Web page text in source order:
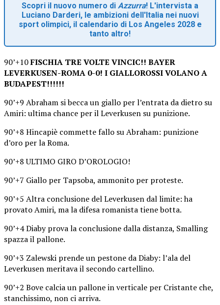
Scopri il nuovo numero di Azzurra! L'intervista a
Luciano Darderi, le ambizioni dell'Italia nei nuovi
sport olimpici, il calendario di Los Angeles 2028 e
tanto altro!
90’+10FISCHIA TRE VOLTE VINCIC!! BAYER
LEVERKUSEN-ROMA 0-0! I GIALLOROSSI VOLANO A
BUDAPEST!!!!!!
90’+9 Abraham si becca un giallo per l’entrata da dietro su
Amiri: ultima chance per il Leverkusen su punizione.
90’+8 Hincapiè commette fallo su Abraham: punizione
d’oro per la Roma.
90’+8 ULTIMO GIRO D’OROLOGIO!
90’+7 Giallo per Tapsoba, ammonito per proteste.
90’+5 Altra conclusione del Leverkusen dal limite: ha
provato Amiri, ma la difesa romanista tiene botta.
90’+4 Diaby prova la conclusione dalla distanza, Smalling
spazza il pallone.
90’+3 Zalewski prende un pestone da Diaby: l’ala del
Leverkusen meritava il secondo cartellino.
90’+2 Bove calcia un pallone in verticale per Cristante che,
stanchissimo, non ci arriva.